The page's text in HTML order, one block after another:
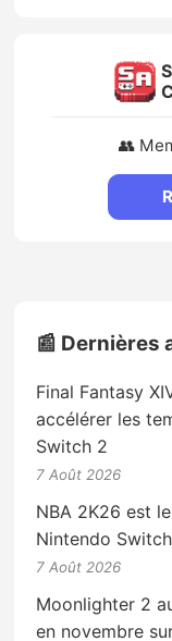
👥
📰 Dernières
Final Fantasy
accélérer les
Switch 2
7 Août 2026
NBA 2K26 est
Nintendo
7 Août 2026
Moonlighter 2
en novembre